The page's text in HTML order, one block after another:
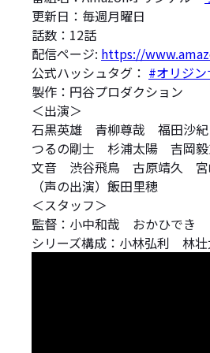
更新日：毎週月曜日
話数：12話
配信ページ: https://
公式ハッシュタグ： #オリジ
製作：円谷プロダクション
＜出演＞
石黒英雄 青柳尊哉 福田沙
つるの剛士 杉浦太陽 吉岡
文音 渋谷飛鳥 古原靖久 宮
（声の出演）飯田里穂
＜スタッフ＞
監督：小中和哉 おかひでき
シリーズ構成：小林弘利 林